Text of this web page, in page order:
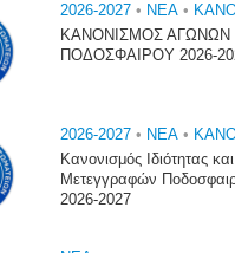
2026-2027 • NEA •
ΚΑΝΟΝΙΣΜΟΣ ΑΓΩΝΩΝ
ΠΟΔΟΣΦΑΙΡΟΥ 2026-
2026-2027 • NEA •
Κανονισμός Ιδιότητας και
Μετεγγραφών
2026-2027